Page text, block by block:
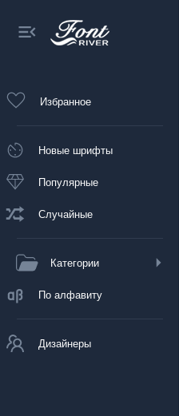
Избранное
Новые шрифты
Популярные
Случайные
Категории
По алфавиту
Дизайнеры